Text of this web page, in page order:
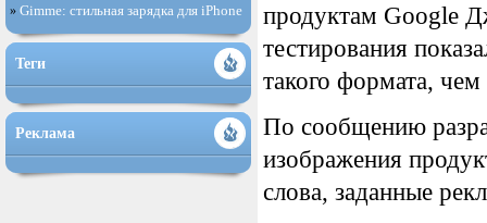
продуктам Google
тестирования
такого формата,
По сообщению
изображения
слова, заданные
» Gimme: стильная зарядка для iPhone
Теги
Реклама